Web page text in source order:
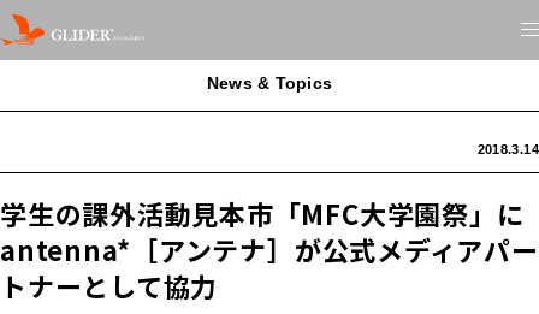
News & Topics
2018.3.14
学生の課外活動見本市「MFC大学園祭」に
antenna*［アンテナ］が公式メディアパー
トナーとして協力